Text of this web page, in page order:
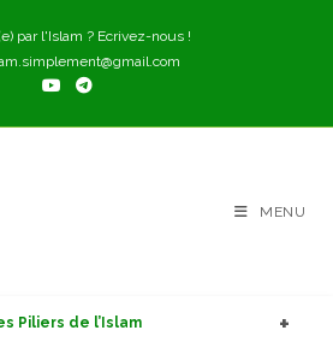
par l'Islam ? Ecrivez-nous !
MENU
Piliers de l’Islam